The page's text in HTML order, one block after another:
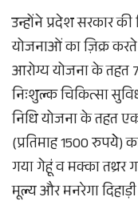
उन्होंने प्रदेश सरकार
योजनाओं का ज़िक्र
आरोग्य योजना के तहत
निःशुल्क चिकित्सा
निधि योजना के तहत
(प्रतिमाह 1500 रुपयेे)
गया गेहूं व मक्का
मूल्य और मनरेगा